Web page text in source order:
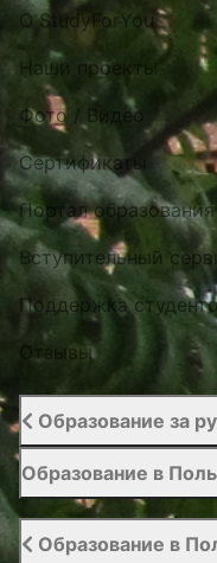
О StudyForYou
Наши проекты
Фото / Видео
Cертификаты
Портал
Вступительный
Поддержка
Отзывы
Образование за
Образование в
Образование в